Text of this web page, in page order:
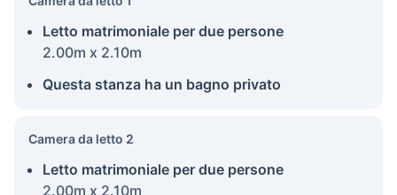
Letto matrimoniale per due persone
2.00m x 2.10m
Questa stanza ha un bagno privato
Camera da letto 2
Letto matrimoniale per due persone
2.00m x 2.10m